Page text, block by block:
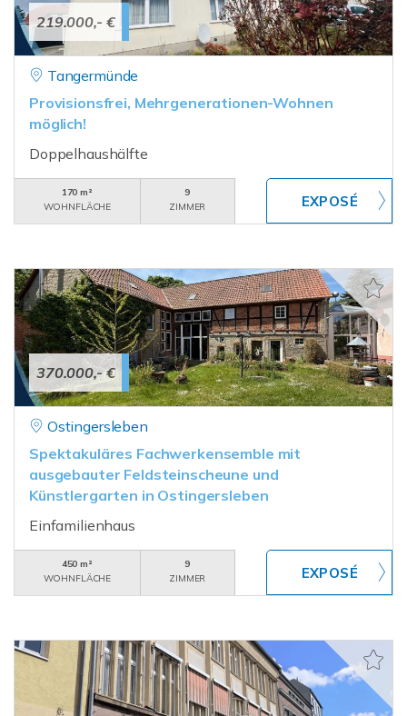
219.000,- €
Tangermünde
Provisionsfrei, Mehrgenerationen-Wohnen
möglich!
Doppelhaushälfte
170 m²
WOHNFLÄCHE
9
ZIMMER
370.000,- €
Ostingersleben
Spektakuläres Fachwerkensemble mit
ausgebauter Feldsteinscheune und
Künstlergarten in Ostingersleben
Einfamilienhaus
450 m²
WOHNFLÄCHE
9
ZIMMER